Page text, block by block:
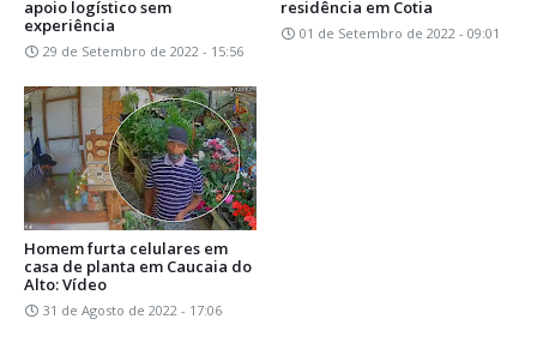
apoio logístico sem
experiência
29 de Setembro de 2022 - 15:56
residência em Cotia
01 de Setembro de 2022 - 09:01
Homem furta celulares em
casa de planta em Caucaia do
Alto: Vídeo
31 de Agosto de 2022 - 17:06